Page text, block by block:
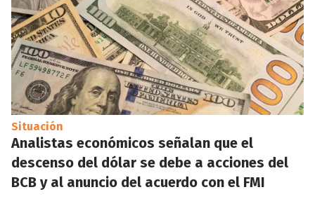
Situación
Analistas económicos señalan que el
descenso del dólar se debe a acciones del
BCB y al anuncio del acuerdo con el FMI